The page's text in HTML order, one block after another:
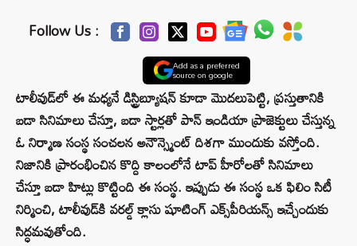
Follow Us :
Add as a preferred
source on google
టాలీవుడ్‌లో ఈ మధ్యనే డిస్ట్రిబ్యూషన్ కూడా మొదలుపెట్టి, ప్రస్తుతానికి
బడా సినిమాలు చేస్తూ, బడా స్టార్లతో పాన్ ఇండియా ప్రాజెక్టులు చేస్తున్న
ఓ నిర్మాణ సంస్థ సంచలన అనౌన్స్మెంట్ దిశగా ముందుకు వస్తోంది.
నిజానికి ప్రారంభించిన కొద్ది కాలంలోనే టాప్ హీరోలతో సినిమాలు
చేస్తూ బడా హిట్లు కొట్టింది ఈ సంస్థ. ఇప్పుడు ఈ సంస్థ ఒక ఫిలిం సిటీ
నిర్మించి, టాలీవుడ్‌కి వరల్డ్ క్లాసు షూటింగ్ ఎక్స్‌పీరియన్స్ ఇచ్చేందుకు
సిద్ధమవుతోంది.